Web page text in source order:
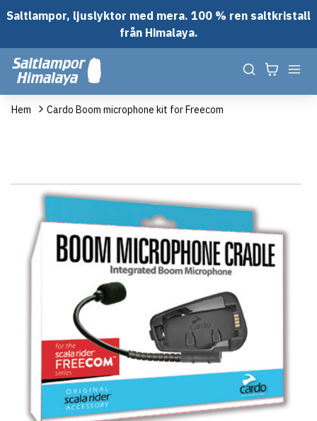
Saltlampor, ljuslyktor med mera. 100 % ren saltkristall
från Himalaya.
Hem Cardo Boom microphone kit for Freecom